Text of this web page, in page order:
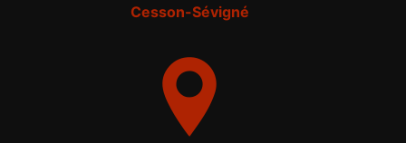
Cesson-Sévigné